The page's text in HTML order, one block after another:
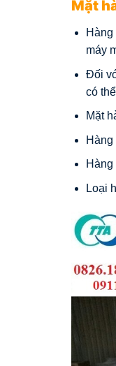
Mặt
máy
Đối
có
Mặt
Loại